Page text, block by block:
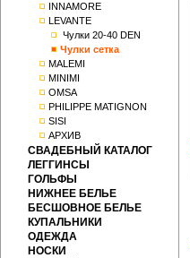
INNAMORE
LEVANTE
Чулки 20-40 DEN
Чулки сетка
MALEMI
MINIMI
OMSA
PHILIPPE MATIGNON
SISI
АРХИВ
СВАДЕБНЫЙ КАТАЛОГ
ЛЕГГИНСЫ
ГОЛЬФЫ
НИЖНЕЕ БЕЛЬЕ
БЕСШОВНОЕ БЕЛЬЕ
КУПАЛЬНИКИ
ОДЕЖДА
НОСКИ